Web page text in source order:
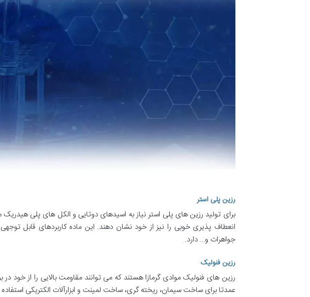
رزین پلی استر
برای تولید رزین های پلی استر نیاز به اسیدهای دوتایی و الکل های پلی
انعطاف پذیری خوبی را نیز از خود نشان دهند. این ماده کاربردهای قابل
جواهرات و… دارد.
رزین فنولیک
رزین های فنولیک موادی گرمازا هستند که می توانند مقاومت بالایی را از خود
عمدتا برای ساخت سیمان، ریخته گری، ساخت لمینت و ابزارآلات الکتریکی